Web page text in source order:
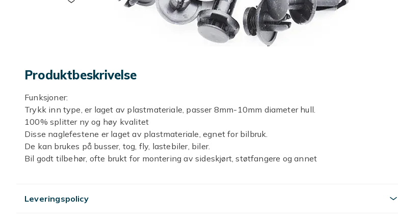
Produktbeskrivelse
Funksjoner:
Trykk inn type, er laget av plastmateriale, passer 8mm-10mm diameter hull.
100% splitter ny og høy kvalitet
Disse naglefestene er laget av plastmateriale, egnet for bilbruk.
De kan brukes på busser, tog, fly, lastebiler, biler.
Bil godt tilbehør, ofte brukt for montering av sideskjørt, støtfangere og annet
Farge svart
Leveringspolicy